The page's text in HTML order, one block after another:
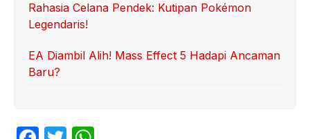
Rahasia Celana Pendek: Kutipan Pokémon
Legendaris!
EA Diambil Alih! Mass Effect 5 Hadapi Ancaman
Baru?